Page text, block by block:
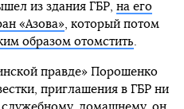
из здания ГБР, на его
«Азова», который потом
образом отомстить.
правде» Порошенко
приглашения в ГБР ни